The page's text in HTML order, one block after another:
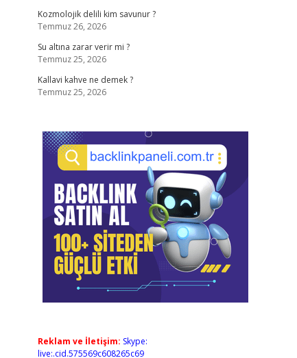
Kozmolojik delili kim savunur ?
Temmuz 26, 2026
Su altına zarar verir mi ?
Temmuz 25, 2026
Kallavi kahve ne demek ?
Temmuz 25, 2026
Reklam ve İletişim: Skype:
live:.cid.575569c608265c69